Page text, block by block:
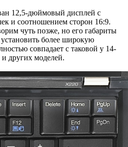
12,5-дюймовый дисплей с
и соотношением сторон 16:9.
чуть позже, но его габариты
более широкую
совпадает с таковой у 14-
других моделей.